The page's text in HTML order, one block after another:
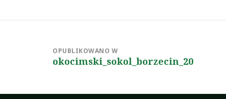
OPUBLIKOWANO W
okocimski_sokol_borzecin_20